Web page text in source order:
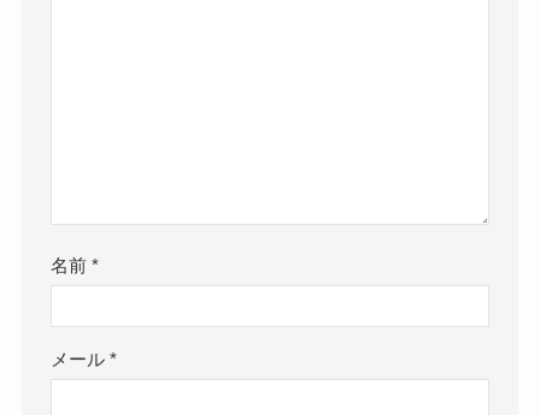
名前*
メール*